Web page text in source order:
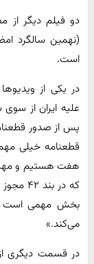
(نهمین سالگرد
است.
در یکی از
علیه ایران از
هفت هستیم و مهم
که در
بخش مهمی است
می‌کند.»
در قسمت دیگری